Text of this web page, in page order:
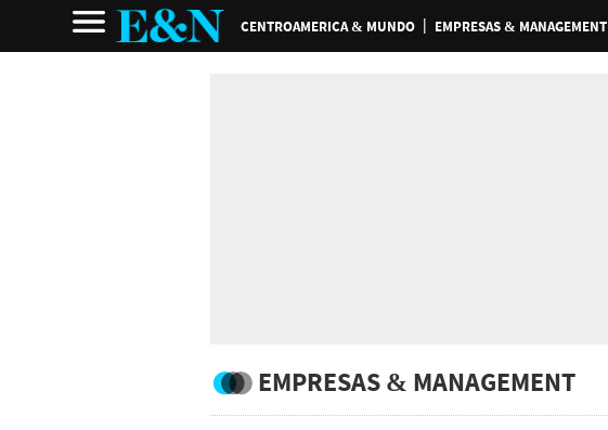
CENTROAMERICA & MUNDO EMPRESAS & MANAGEMENT
EMPRESAS & MANAGEMENT